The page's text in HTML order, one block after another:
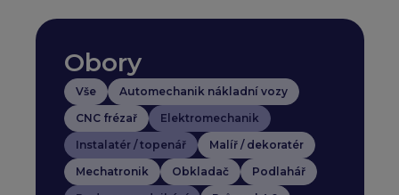
Obory
Vše
Automechanik nákladní vozy
CNC frézař
Elektromechanik
Instalatér / topenář
Malíř / dekoratér
Mechatronik
Obkladač
Podlahář